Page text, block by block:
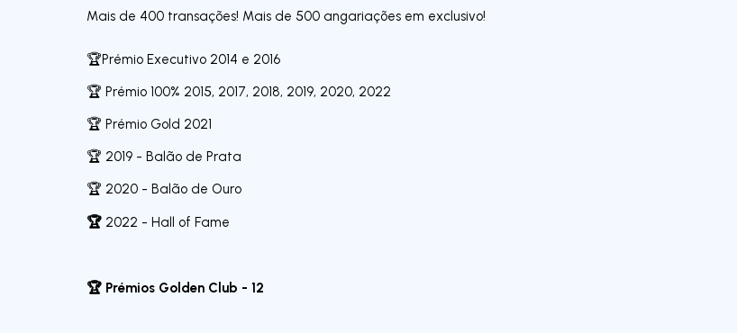
Mais de 400 transações! Mais de 500 angariações em exclusivo!
🏆Prémio Executivo 2014 e 2016
🏆 Prémio 100% 2015, 2017, 2018, 2019, 2020, 2022
🏆 Prémio Gold 2021
🏆 2019 - Balão de Prata
🏆 2020 - Balão de Ouro
🏆 2022 - Hall of Fame
🏆 Prémios Golden Club - 12